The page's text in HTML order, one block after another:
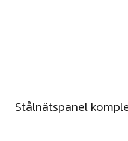
Stålnätspanel